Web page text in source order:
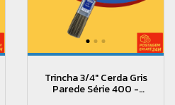
Trincha 3/4" Cerda Gris
Parede Série 400 -